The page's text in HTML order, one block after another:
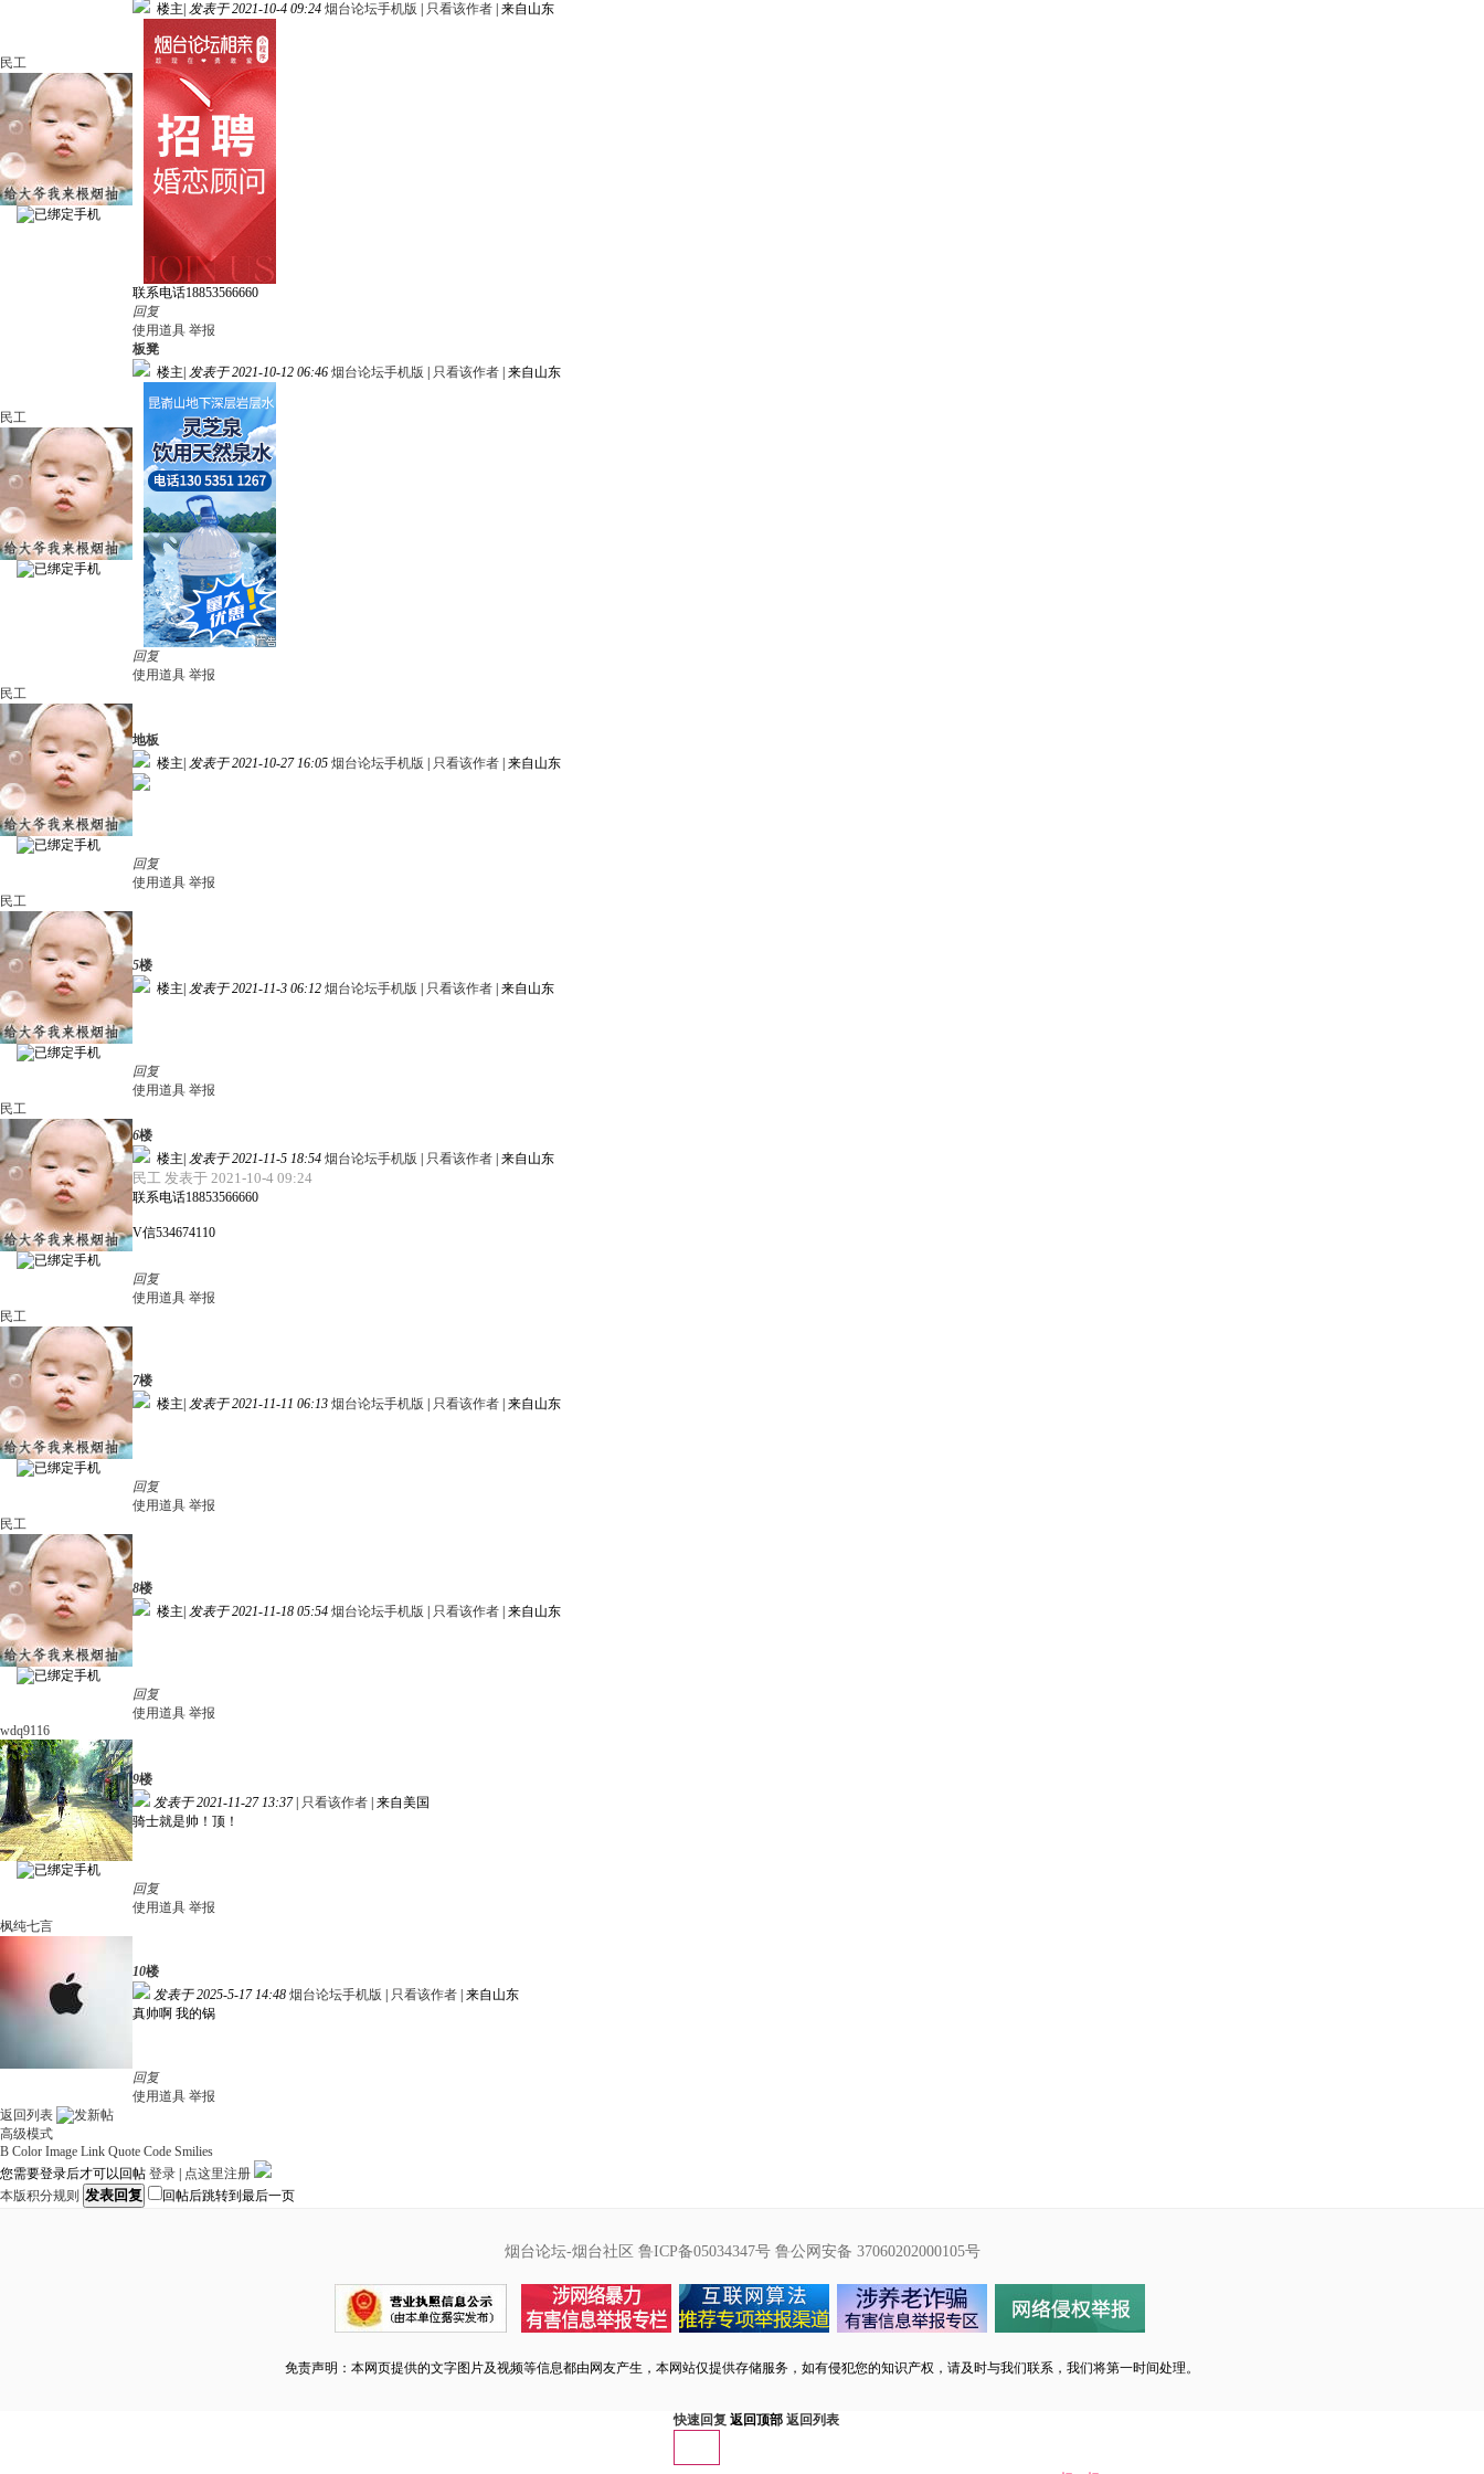
民工
楼主 发表于 2021-10-4 09:24 烟台论坛手机版 只看该作者 来自山东
联系电话18853566660
回复
使用道具 举报
民工
板凳
楼主 发表于 2021-10-12 06:46 烟台论坛手机版 只看该作者 来自山东
回复
使用道具 举报
民工
地板
楼主 发表于 2021-10-27 16:05 烟台论坛手机版 只看该作者 来自山东
回复
使用道具 举报
民工
5楼
楼主 发表于 2021-11-3 06:12 烟台论坛手机版 只看该作者 来自山东
回复
使用道具 举报
民工
6楼
楼主 发表于 2021-11-5 18:54 烟台论坛手机版 只看该作者 来自山东
民工 发表于 2021-10-4 09:24
联系电话18853566660
V信534674110
回复
使用道具 举报
民工
7楼
楼主 发表于 2021-11-11 06:13 烟台论坛手机版 只看该作者 来自山东
回复
使用道具 举报
民工
8楼
楼主 发表于 2021-11-18 05:54 烟台论坛手机版 只看该作者 来自山东
回复
使用道具 举报
wdq9116
9楼
发表于 2021-11-27 13:37
只看该作者 来自美国
骑士就是帅！顶！
回复
使用道具 举报
枫纯七言
10楼
发表于 2025-5-17 14:48 烟台论坛手机版 只看该作者 来自山东
真帅啊 我的锅
回复
使用道具 举报
返回列表
高级模式
B Color Image Link Quote Code Smilies
您需要登录后才可以回帖 登录
点这里注册
本版积分规则 发表回复 回帖后跳转到最后一页
烟台论坛-烟台社区 鲁ICP备05034347号 鲁公网安备 37060202000105号
免责声明：本网页提供的文字图片及视频等信息都由网友产生，本网站仅提供存储服务，如有侵犯您的知识产权，请及时与我们联系，我们将第一时间处理。
快速回复 返回顶部 返回列表